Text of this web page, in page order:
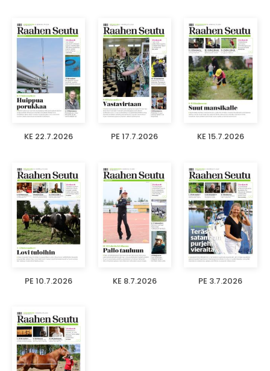
KE 22.7.2026 PE 17.7.2026 KE 15.7.2026
PE 10.7.2026 KE 8.7.2026 PE 3.7.2026